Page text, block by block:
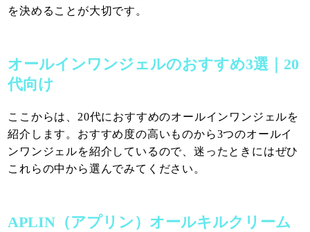
を決めることが大切です。
オールインワンジェルのおすすめ3選｜20
代向け
ここからは、20代におすすめのオールインワンジェルを
紹介します。おすすめ度の高いものから3つのオールイ
ンワンジェルを紹介しているので、迷ったときにはぜひ
これらの中から選んでみてください。
APLIN（アプリン）オールキルクリーム